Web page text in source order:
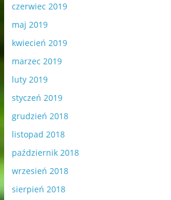
czerwiec 2019
maj 2019
kwiecień 2019
marzec 2019
luty 2019
styczeń 2019
grudzień 2018
listopad 2018
październik 2018
wrzesień 2018
sierpień 2018